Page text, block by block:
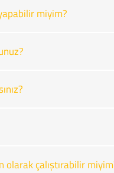
miyim?
olarak çalıştırabilir